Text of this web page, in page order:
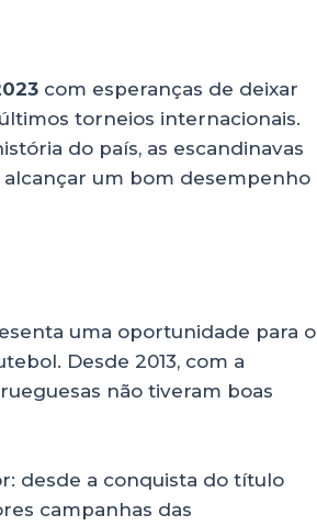
com esperanças de deixar
torneios internacionais.
do país, as escandinavas
um bom desempenho
uma oportunidade para o
Desde 2013, com a
não tiveram boas
desde a conquista do título
campanhas das